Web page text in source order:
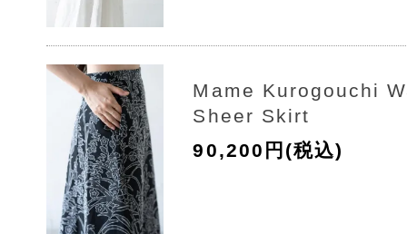
Mame Kurogouchi
Sheer Skirt
90,200円(税込)